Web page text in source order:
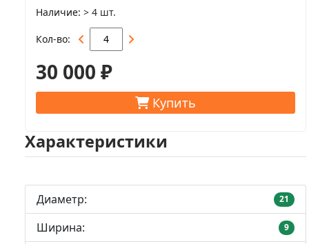
Наличие > 4 шт.
Кол-во
30 000 ₽
Купить
Характеристики
Диаметр: 21
Ширина: 9